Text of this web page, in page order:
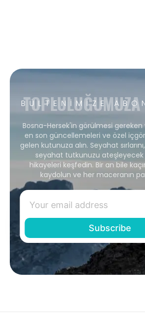
BÜLTENIMIZE
Bosna-Hersek'in görülmesi gereken
en son güncellemeleri ve özel
gelen kutunuza alın. Seyahat
seyahat tutkunuzu
hikayeleri keşfedin. Bir an bile
kaydolun ve her maceranın